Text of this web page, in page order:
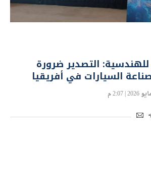
التصدير ضرورة
السيارات في أفريقيا